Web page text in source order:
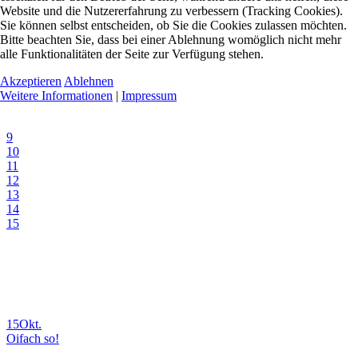
9
10
11
12
13
14
15
15Okt.
Oifach so!
Website und die Nutzererfahrung zu verbessern (Tracking Cookies).
Sie können selbst entscheiden, ob Sie die Cookies zulassen möchten.
Bitte beachten Sie, dass bei einer Ablehnung womöglich nicht mehr
alle Funktionalitäten der Seite zur Verfügung stehen.
Akzeptieren Ablehnen
Weitere Informationen | Impressum